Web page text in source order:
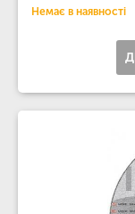
Немає в наявності